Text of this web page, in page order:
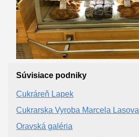
Súvisiace podniky
Cukráreň Lapek
Cukrarska Vyroba Marcela Lasova
Oravská galéria